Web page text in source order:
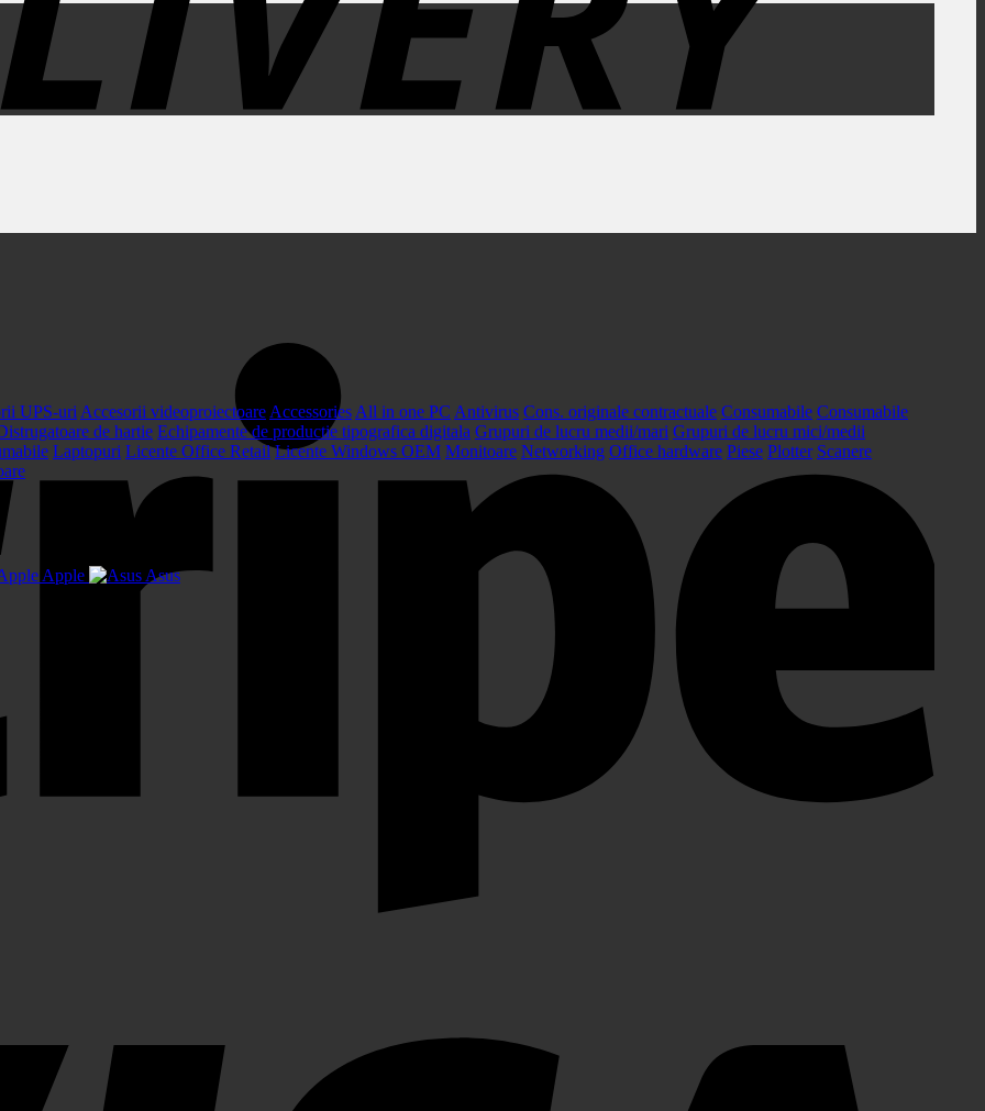
UPS-uri Accesorii videoproiectoare Accessories All in one PC Antivirus Cons. originale contractuale Consumabile Consumabile
de hartie Echipamente de productie tipografica digitala Grupuri de lucru medii/mari Grupuri de lucru mici/medii
Laptopuri Licente Office Retail Licente Windows OEM Monitoare Networking Office hardware Piese Plotter Scanere
Apple Asus